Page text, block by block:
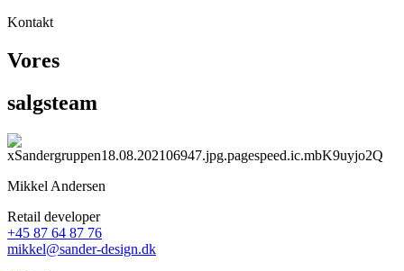
Kontakt
Vores
salgsteam
Mikkel Andersen
Retail developer
+45 87 64 87 76
mikkel@sander-design.dk